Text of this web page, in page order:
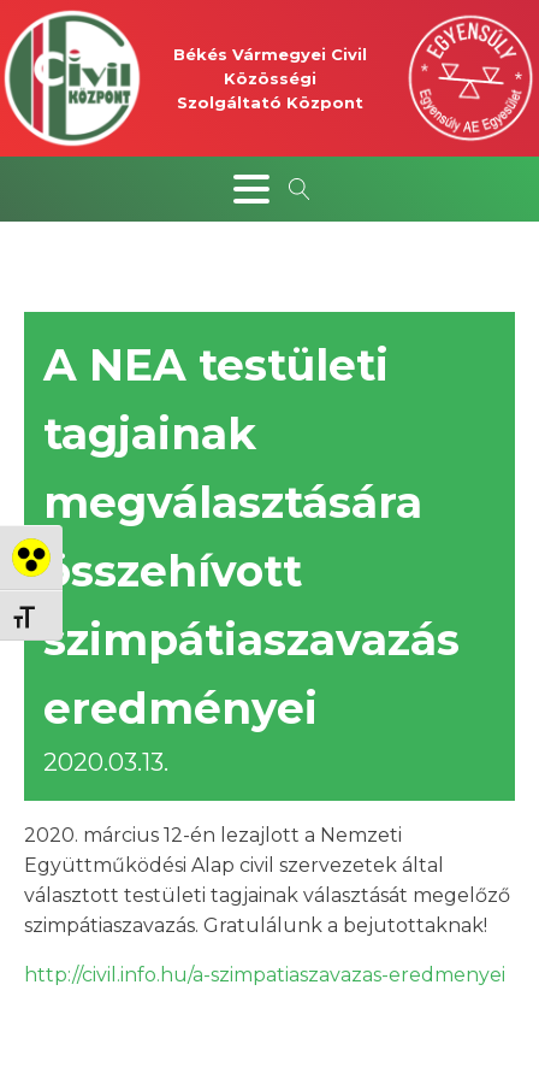
Nagy kontraszt váltása
Betűméret váltása
Békés Vármegyei Civil
Közösségi
Szolgáltató Központ
A NEA testületi
tagjainak
megválasztására
összehívott
szimpátiaszavazás
eredményei
2020.03.13.
2020. március 12-én lezajlott a Nemzeti
Együttműködési Alap civil szervezetek által
választott testületi tagjainak választását megelőző
szimpátiaszavazás. Gratulálunk a bejutottaknak!
http://civil.info.hu/a-szimpatiaszavazas-eredmenyei